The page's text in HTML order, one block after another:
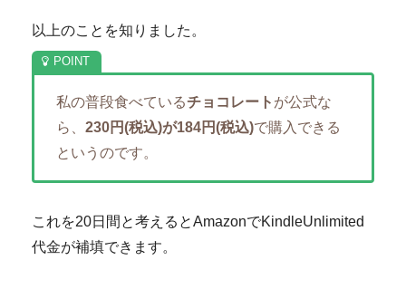
以上のことを知りました。
私の普段食べているチョコレート が公式な
ら、230円(税込)が184円(税込)で購入できる
というのです。
これを20日間と考えるとAmazonでKindleUnlimited
代金が補填できます。